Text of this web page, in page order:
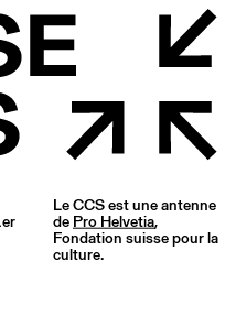
Le CCS est une antenne
de Pro Helvetia,
Fondation suisse pour la
culture.